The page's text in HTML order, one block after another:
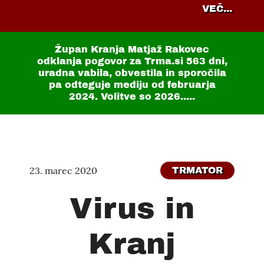
VEČ...
Župan Kranja Matjaž Rakovec
odklanja pogovor za Trma.si 563 dni,
uradna vabila, obvestila in sporočila
pa odteguje mediju od februarja
2024. Volitve so 2026.....
23. marec 2020 TRMATOR
Virus in
Kranj